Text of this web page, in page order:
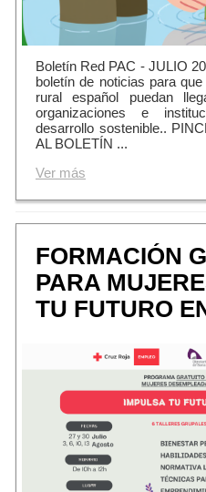
Boletín Red PAC - JULIO
boletín de noticias para
rural español puedan
organizaciones e
desarrollo sostenible..
AL BOLETÍN ...
Ver más
FORMACIÓN
PARA
TU FUTURO